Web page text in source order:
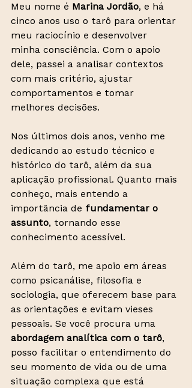
Meu nome é Marina Jordão, e há
cinco anos uso o tarô para orientar
meu raciocínio e desenvolver
minha consciência. Com o apoio
dele, passei a analisar contextos
com mais critério, ajustar
comportamentos e tomar
melhores decisões.
Nos últimos dois anos, venho me
dedicando ao estudo técnico e
histórico do tarô, além da sua
aplicação profissional. Quanto mais
conheço, mais entendo a
importância de fundamentar o
assunto, tornando esse
conhecimento acessível.
Além do tarô, me apoio em áreas
como psicanálise, filosofia e
sociologia, que oferecem base para
as orientações e evitam vieses
pessoais. Se você procura uma
abordagem analítica com o tarô,
posso facilitar o entendimento do
seu momento de vida ou de uma
situação complexa que está